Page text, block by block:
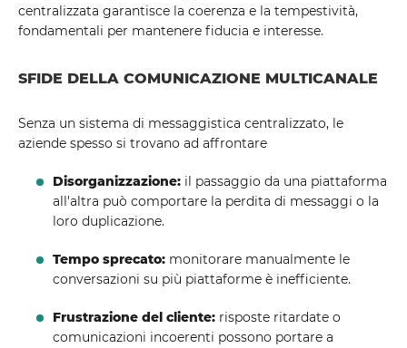
centralizzata garantisce la coerenza e la tempestività,
fondamentali per mantenere fiducia e interesse.
SFIDE DELLA COMUNICAZIONE MULTICANALE
Senza un sistema di messaggistica centralizzato, le
aziende spesso si trovano ad affrontare
Disorganizzazione: il passaggio da una piattaforma
all'altra può comportare la perdita di messaggi o la
loro duplicazione.
Tempo sprecato: monitorare manualmente le
conversazioni su più piattaforme è inefficiente.
Frustrazione del cliente: risposte ritardate o
comunicazioni incoerenti possono portare a